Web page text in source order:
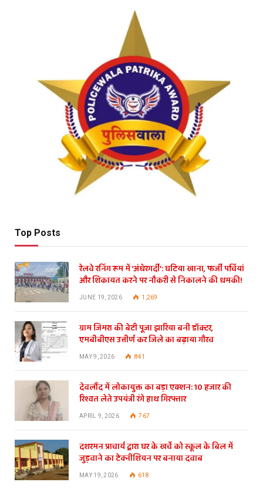
Top Posts
रेलवे रनिंग रूम में ‘अंधेरगर्दी’: घटिया खाना, फर्जी पर्चियां
और शिकायत करने पर नौकरी से निकालने की धमकी!
JUNE 19, 2026 1,269
ग्राम जिमरा की बेटी पूजा झारिया बनी डॉक्टर,
एमबीबीएस उत्तीर्ण कर जिले का बढ़ाया गौरव
MAY 9, 2026 841
देवलौंद में लोकायुक्त का बड़ा एक्शन: 10 हजार की
रिश्वत लेते उपयंत्री रंगे हाथ गिरफ्तार
APRIL 9, 2026 767
दशरमन प्राचार्य द्वारा घर के खर्चे को स्कूल के बिल में
जुड़वाने का टेक्नीशियन पर बनाया दवाब
MAY 19, 2026 618